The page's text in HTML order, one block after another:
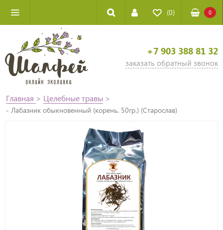
(0) 0
+7 903 388 81 32
заказать обратный звонок
Главная > Целебные травы >
- Лабазник обыкновенный (корень, 50гр.) (Старослав)